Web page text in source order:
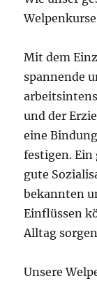
Mit dem
spannende
und der
eine
festigen. Ein
gute
bekannten
Einflüssen
Alltag
Unsere